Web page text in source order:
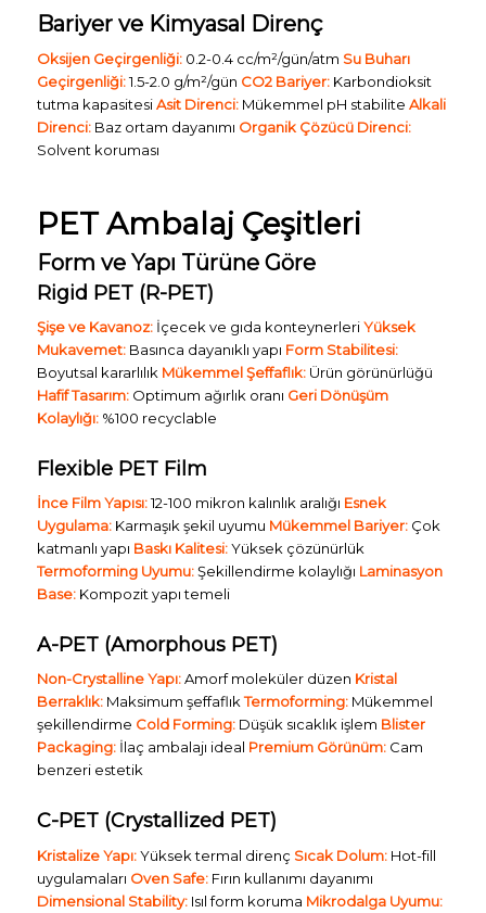
Bariyer ve Kimyasal Direnç
Oksijen Geçirgenliği:0.2-0.4 cc/m²/gün/atm Su Buharı
Geçirgenliği:1.5-2.0 g/m²/gün CO2 Bariyer:Karbondioksit
tutma kapasitesiAsit Direnci:Mükemmel pH stabilite Alkali
Direnci:Baz ortam dayanımı Organik Çözücü Direnci:
Solvent koruması
PET Ambalaj Çeşitleri
Form ve Yapı Türüne Göre
Rigid PET (R-PET)
Şişe ve Kavanoz:İçecek ve gıda konteynerleriYüksek
Mukavemet:Basınca dayanıklı yapı Form Stabilitesi:
Boyutsal kararlılık Mükemmel Şeffaflık:Ürün görünürlüğü
Hafif Tasarım:Optimum ağırlık oranı Geri Dönüşüm
Kolaylığı:%100 recyclable
Flexible PET Film
İnce Film Yapısı:12-100 mikron kalınlık aralığı Esnek
Uygulama:Karmaşık şekil uyumu Mükemmel Bariyer:Çok
katmanlı yapı Baskı Kalitesi:Yüksek çözünürlük
Termoforming Uyumu:Şekillendirme kolaylığı Laminasyon
Base:Kompozit yapı temeli
A-PET (Amorphous PET)
Non-Crystalline Yapı:Amorf moleküler düzen Kristal
Berraklık:Maksimum şeffaflıkTermoforming:Mükemmel
şekillendirme Cold Forming:Düşük sıcaklık işlem Blister
Packaging:İlaç ambalajı ideal Premium Görünüm:Cam
benzeri estetik
C-PET (Crystallized PET)
Kristalize Yapı:Yüksek termal direnç Sıcak Dolum:Hot-fill
uygulamaları Oven Safe:Fırın kullanımı dayanımı
Dimensional Stability:Isıl form koruma Mikrodalga Uyumu: